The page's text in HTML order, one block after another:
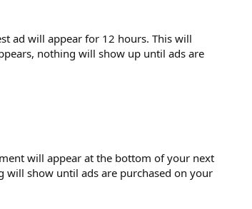
ad will appear for 12 hours. This will
nothing will show up until ads are
will appear at the bottom of your next
will show until ads are purchased on your